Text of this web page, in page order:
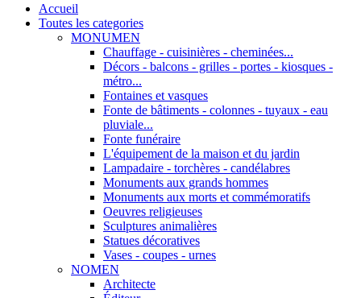
Accueil
Toutes les categories
MONUMEN
Chauffage - cuisinières - cheminées...
Décors - balcons - grilles - portes - kiosques -
métro...
Fontaines et vasques
Fonte de bâtiments - colonnes - tuyaux - eau
pluviale...
Fonte funéraire
L'équipement de la maison et du jardin
Lampadaire - torchères - candélabres
Monuments aux grands hommes
Monuments aux morts et commémoratifs
Oeuvres religieuses
Sculptures animalières
Statues décoratives
Vases - coupes - urnes
NOMEN
Architecte